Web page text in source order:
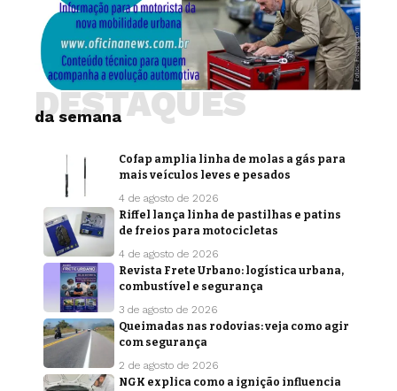
da semana
DESTAQUES
Cofap amplia linha de molas a gás para
mais veículos leves e pesados
4 de agosto de 2026
Riffel lança linha de pastilhas e patins
de freios para motocicletas
4 de agosto de 2026
Revista Frete Urbano: logística urbana,
combustível e segurança
3 de agosto de 2026
Queimadas nas rodovias: veja como agir
com segurança
2 de agosto de 2026
NGK explica como a ignição influencia